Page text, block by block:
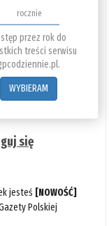
rocznie
przez rok do
treści serwisu
WYBIERAM
się
jesteś [NOWOŚĆ]
Polskiej